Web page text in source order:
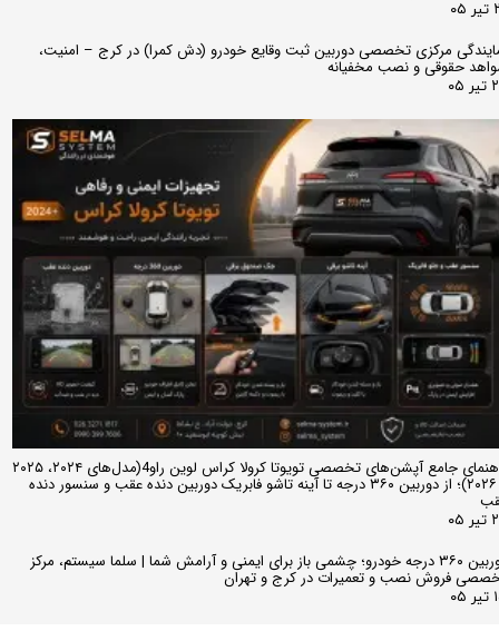
مرکزی تخصصی دوربین ثبت وقایع خودرو (دش کمرا) در کرج – امنیت،
حقوقی و نصب مخفیانه
راهنمای جامع آپشن‌های تخصصی تویوتا کرولا کراس لوین راو4(مدل‌های ۲۰۲۴، ۲۰۲۵
و ۲۰۲۶)؛ از دوربین ۳۶۰ درجه تا آینه تاشو فابریک دوربین دنده عقب و سنسور دنده
دوربین ۳۶۰ درجه خودرو؛ چشمی باز برای ایمنی و آرامش شما | سلما سیستم، مرکز
فروش نصب و تعمیرات در کرج و تهران